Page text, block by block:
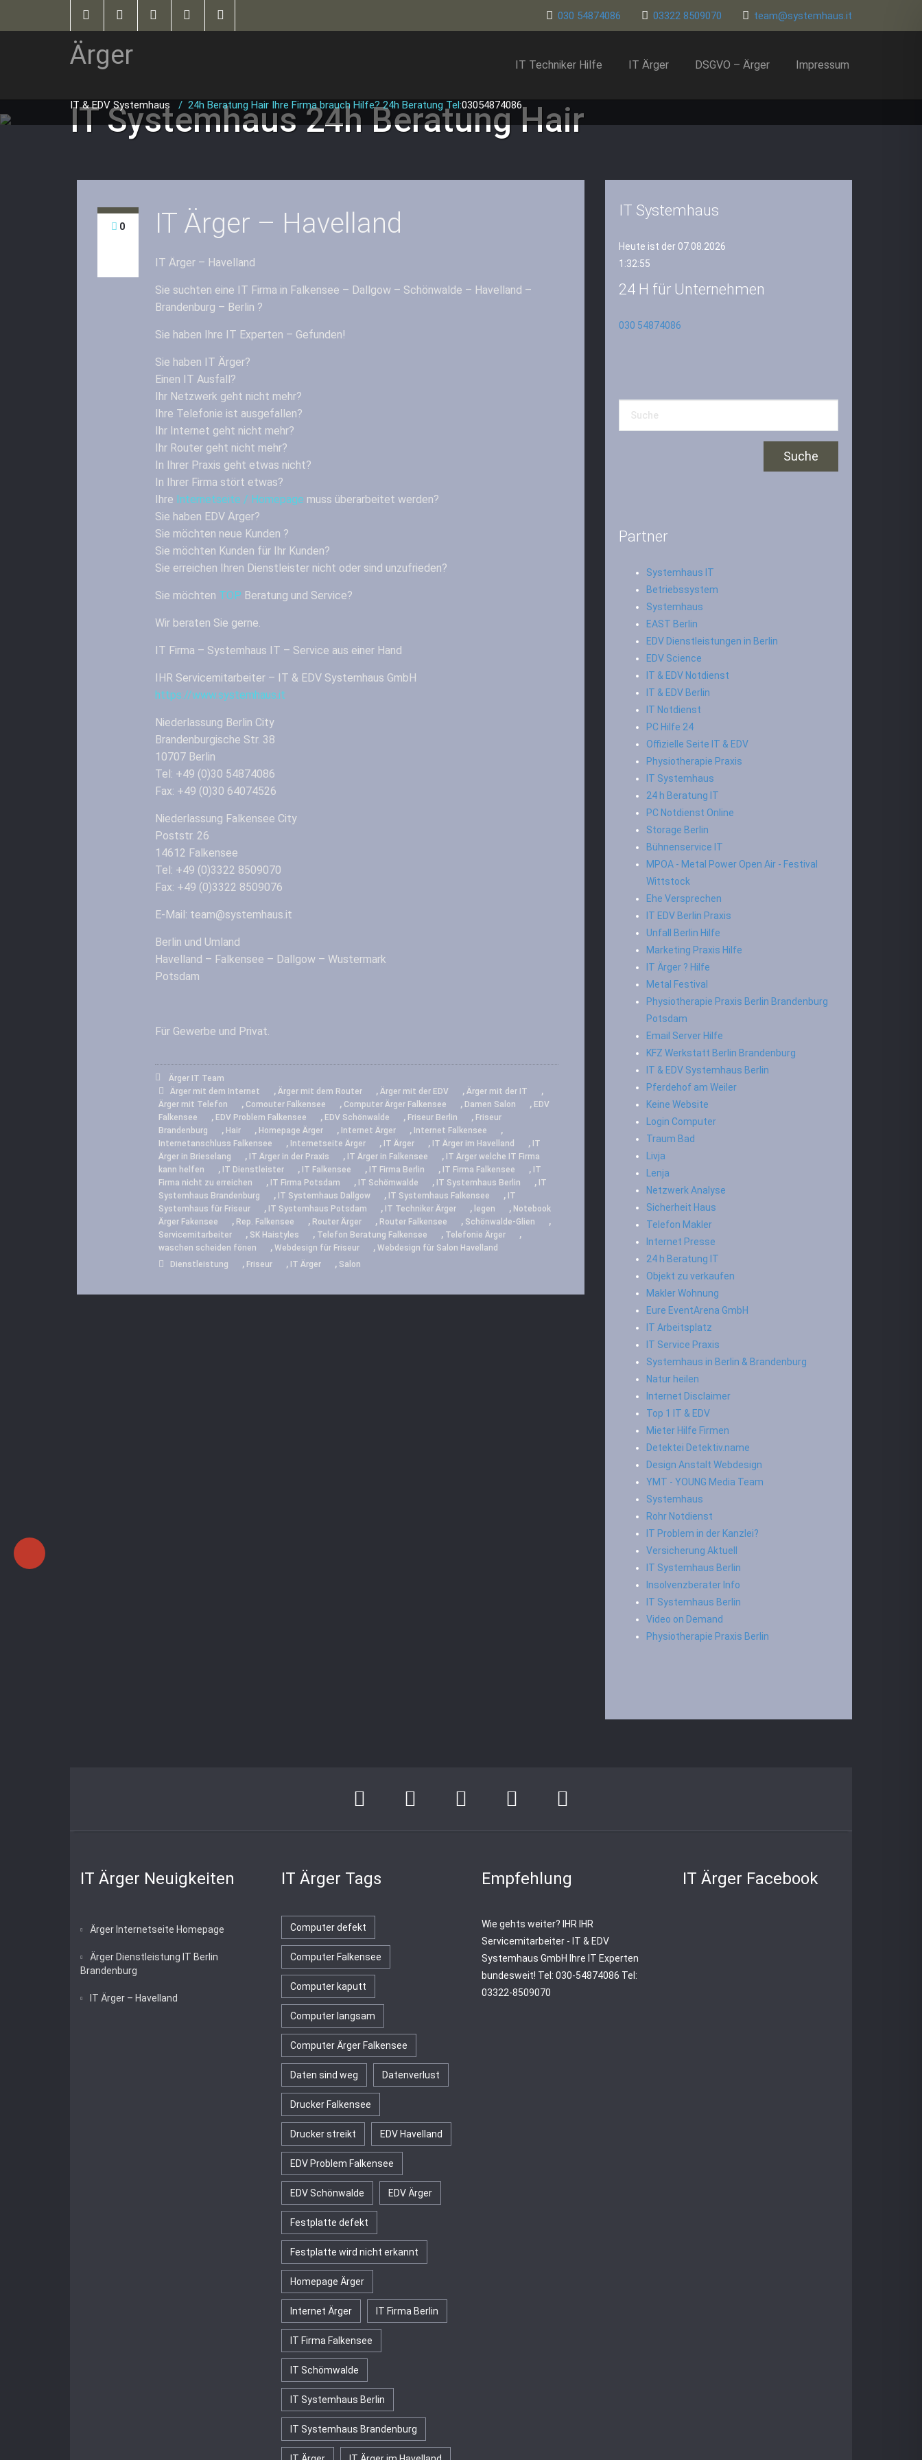
030 54874086 03322 8509070 team@systemhaus.it
Ärger IT Techniker Hilfe IT Ärger DSGVO – Ärger Impressum
IT Systemhaus 24h BeratungHair
IT & EDV Systemhaus / 24h Beratung Hair Ihre Firma brauch Hilfe? 24h Beratung Tel:03054874086
0 IT Ärger – Havelland
IT Ärger – Havelland
Sie suchten eine IT Firma in Falkensee – Dallgow – Schönwalde – Havelland –
Brandenburg – Berlin ?
Sie haben Ihre IT Experten – Gefunden!
Sie haben IT Ärger?
Einen IT Ausfall?
Ihr Netzwerk geht nicht mehr?
Ihre Telefonie ist ausgefallen?
Ihr Internet geht nicht mehr?
Ihr Router geht nicht mehr?
In Ihrer Praxis geht etwas nicht?
In Ihrer Firma stört etwas?
Ihre Internetseite / Homepage muss überarbeitet werden?
Sie haben EDV Ärger?
Sie möchten neue Kunden ?
Sie möchten Kunden für Ihr Kunden?
Sie erreichen Ihren Dienstleister nicht oder sind unzufrieden?
Sie möchten TOP Beratung und Service?
Wir beraten Sie gerne.
IT Firma – Systemhaus IT – Service aus einer Hand
IHR Servicemitarbeiter – IT & EDV Systemhaus GmbH
https://www.systemhaus.it
Niederlassung Berlin City
Brandenburgische Str. 38
10707 Berlin
Tel: +49 (0)30 54874086
Fax: +49 (0)30 64074526
Niederlassung Falkensee City
Poststr. 26
14612 Falkensee
Tel: +49 (0)3322 8509070
Fax: +49 (0)3322 8509076
E-Mail: team@systemhaus.it
Berlin und Umland
Havelland – Falkensee – Dallgow – Wustermark
Potsdam
Für Gewerbe und Privat.
Ärger IT Team
Ärger mit dem Internet
, Ärger mit dem Router , Ärger mit der EDV , Ärger mit der IT ,
Ärger mit Telefon , Comouter Falkensee , Computer Ärger Falkensee , Damen Salon , EDV
Falkensee
, EDV Problem Falkensee , EDV Schönwalde , Friseur Berlin , Friseur
Brandenburg
, Hair , Homepage Ärger , Internet Ärger , Internet Falkensee ,
Internetanschluss Falkensee , Internetseite Ärger , IT Ärger , IT Ärger im Havelland , IT
Ärger in Brieselang
, IT Ärger in der Praxis , IT Ärger in Falkensee , IT Ärger welche IT Firma
kann helfen
, IT Dienstleister , IT Falkensee , IT Firma Berlin , IT Firma Falkensee , IT
Firma nicht zu erreichen
, IT Firma Potsdam , IT Schömwalde , IT Systemhaus Berlin , IT
Systemhaus Brandenburg
, IT Systemhaus Dallgow , IT Systemhaus Falkensee , IT
Systemhaus für Friseur
, IT Systemhaus Potsdam , IT Techniker Ärger , legen , Notebook
Ärger Fakensee
, Rep. Falkensee , Router Ärger , Router Falkensee , Schönwalde-Glien ,
Servicemitarbeiter , SK Haistyles , Telefon Beratung Falkensee , Telefonie Ärger ,
waschen scheiden fönen , Webdesign für Friseur , Webdesign für Salon Havelland
Dienstleistung
, Friseur , IT Ärger , Salon
IT Systemhaus
Heute ist der 07.08.2026
1:32:56
24 H für Unternehmen
030 54874086
Partner
Systemhaus IT
Betriebssystem
Systemhaus
EAST Berlin
EDV Dienstleistungen in Berlin
EDV Science
IT & EDV Notdienst
IT & EDV Berlin
IT Notdienst
PC Hilfe 24
Offizielle Seite IT & EDV
Physiotherapie Praxis
IT Systemhaus
24 h Beratung IT
PC Notdienst Online
Storage Berlin
Bühnenservice IT
MPOA - Metal Power Open Air - Festival
Wittstock
Ehe Versprechen
IT EDV Berlin Praxis
Unfall Berlin Hilfe
Marketing Praxis Hilfe
IT Ärger ? Hilfe
Metal Festival
Physiotherapie Praxis Berlin Brandenburg
Potsdam
Email Server Hilfe
KFZ Werkstatt Berlin Brandenburg
IT & EDV Systemhaus Berlin
Pferdehof am Weiler
Keine Website
Login Computer
Traum Bad
Livja
Lenja
Netzwerk Analyse
Sicherheit Haus
Telefon Makler
Internet Presse
24 h Beratung IT
Objekt zu verkaufen
Makler Wohnung
Eure EventArena GmbH
IT Arbeitsplatz
IT Service Praxis
Systemhaus in Berlin & Brandenburg
Natur heilen
Internet Disclaimer
Top 1 IT & EDV
Mieter Hilfe Firmen
Detektei Detektiv.name
Design Anstalt Webdesign
YMT - YOUNG Media Team
Systemhaus
Rohr Notdienst
IT Problem in der Kanzlei?
Versicherung Aktuell
IT Systemhaus Berlin
Insolvenzberater Info
IT Systemhaus Berlin
Video on Demand
Physiotherapie Praxis Berlin
IT Ärger Neuigkeiten
Ärger Internetseite Homepage
Ärger Dienstleistung IT Berlin
Brandenburg
IT Ärger – Havelland
IT Ärger Tags
Computer defekt
Computer Falkensee
Computer kaputt
Computer langsam
Computer Ärger Falkensee
Daten sind weg Datenverlust
Drucker Falkensee
Drucker streikt EDV Havelland
EDV Problem Falkensee
EDV Schönwalde EDV Ärger
Festplatte defekt
Festplatte wird nicht erkannt
Homepage Ärger
Internet Ärger IT Firma Berlin
IT Firma Falkensee
IT Schömwalde
IT Systemhaus Berlin
IT Systemhaus Brandenburg
Empfehlung
Wie gehts weiter? IHR IHR
Servicemitarbeiter - IT & EDV
Systemhaus GmbH
Ihre IT Experten
bundesweit! Tel: 030-54874086 Tel:
03322-8509070
IT Ärger Facebook